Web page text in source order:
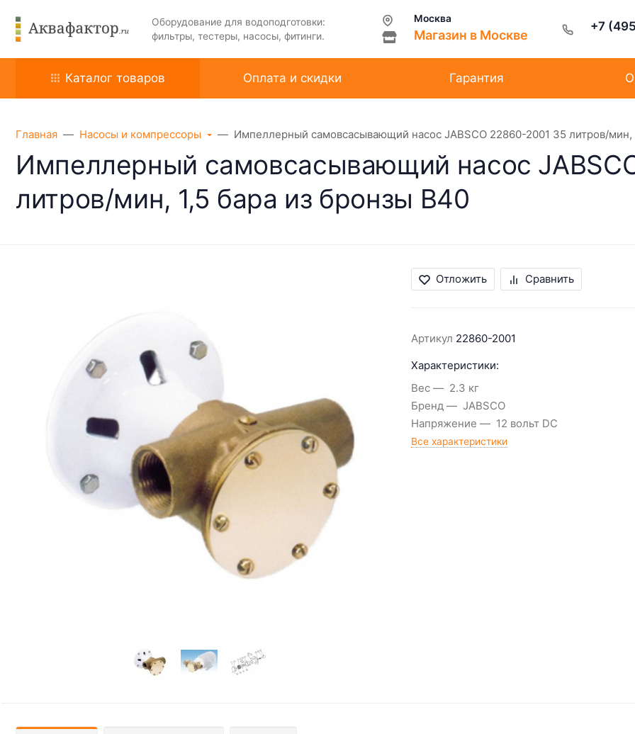
Оборудование для водоподготовки:
фильтры, тестеры, насосы, фитинги.
Москва
Магазин в Москве
+7
Каталог товаров Оплата и скидки Гарантия
Главная Насосы и компрессоры Импеллерный самовсасывающий насос JABSCO 22860-2001 35 литров/мин,
Импеллерный самовсасывающий насос
литров/мин, 1,5 бара из бронзы B40
Отложить Сравнить
Артикул 22860-2001
Характеристики:
Вес
2.3 кг
Бренд
JABSCO
Напряжение
12 вольт DC
Все характеристики